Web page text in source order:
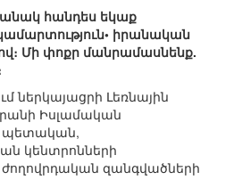
հանդես եկաք
իրանական
Մի փոքր մանրամասնենք.
ներկայացրի Լեռնային
Իսլամական
պետական,
կենտրոնների
ժողովրդական զանգվածների